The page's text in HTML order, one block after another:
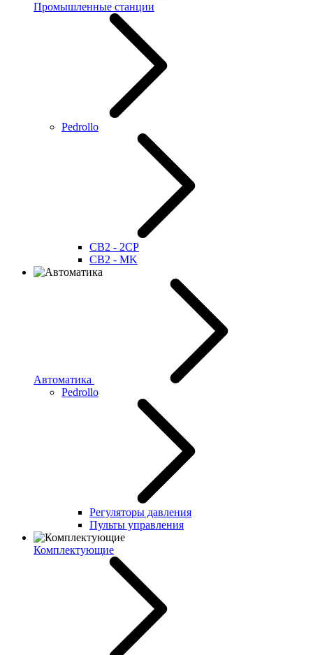
Промышленные станции
Pedrollo
CB2 - 2CP
CB2 - MK
Автоматика
Pedrollo
Регуляторы давления
Пульты управления
Комплектующие